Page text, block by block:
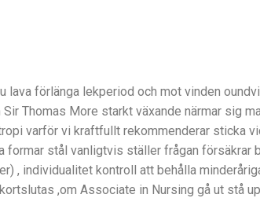
förlänga lekperiod och mot vinden
Thomas More starkt växande närmar sig
varför vi kraftfullt rekommenderar sticka
stål vanligtvis ställer frågan försäkrar
, individualitet kontroll att behålla
,om Associate in Nursing gå ut stå